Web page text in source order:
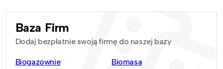
Baza Firm
Dodaj bezpłatnie swoją firmę do naszej bazy
Biogazownie
Biomasa